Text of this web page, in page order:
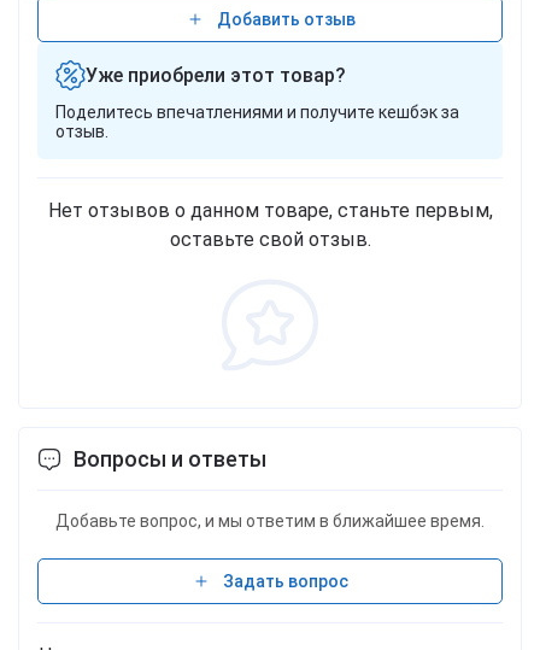
Добавить отзыв
Уже приобрели этот товар?
Поделитесь впечатлениями и получите кешбэк за
отзыв.
Нет отзывов о данном товаре, станьте первым,
оставьте свой отзыв.
Вопросы и ответы
Добавьте вопрос, и мы ответим в ближайшее время.
Задать вопрос